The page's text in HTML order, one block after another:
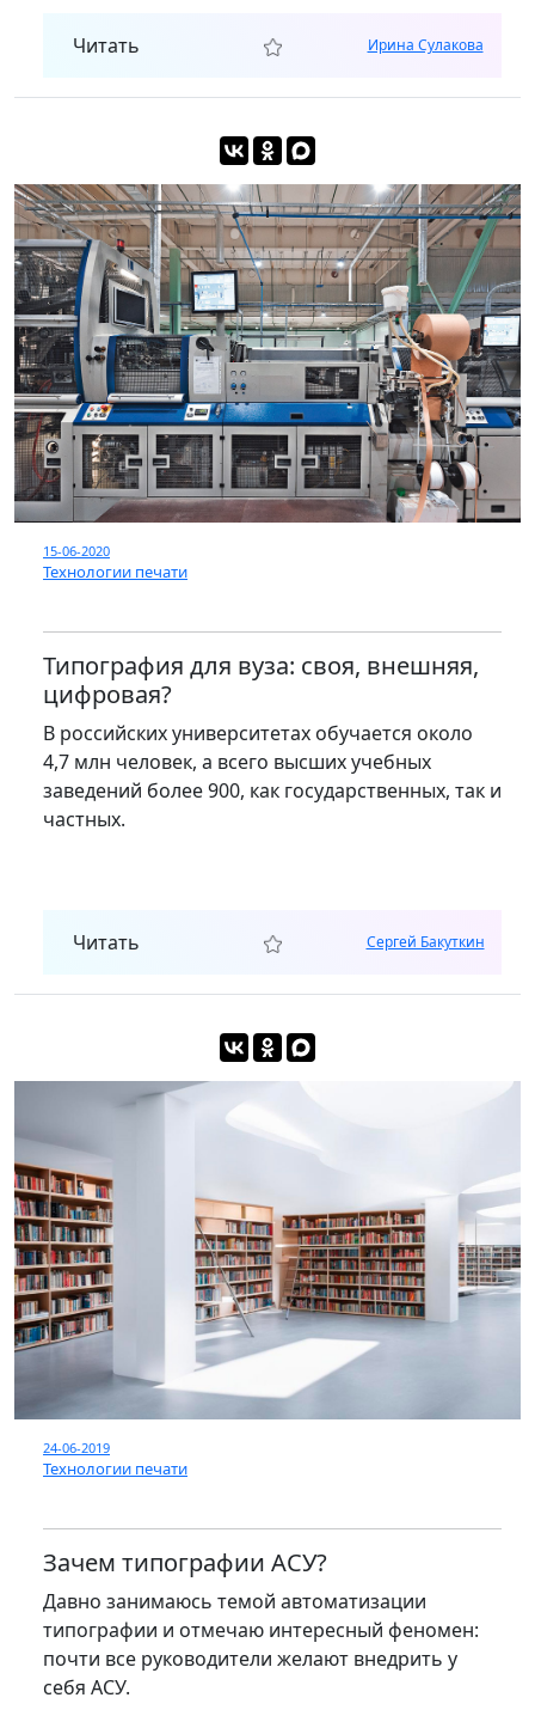
Читать Ирина Сулакова
15-06-2020
Технологии печати
Типография для вуза: своя, внешняя,
цифровая?
В российских университетах обучается около
4,7 млн человек, а всего высших учебных
заведений более 900, как государственных, так и
частных.
Читать Сергей Бакуткин
24-06-2019
Технологии печати
Зачем типографии АСУ?
Давно занимаюсь темой автоматизации
типографии и отмечаю интересный феномен:
почти все руководители желают внедрить у
себя АСУ.